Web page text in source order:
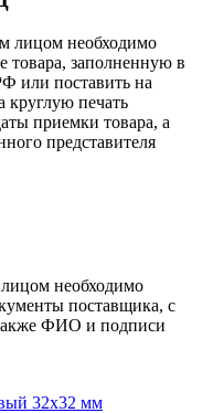
лицом необходимо
товара, заполненную в
или поставить на
круглую печать
приемки товара, а
представителя
необходимо
поставщика, с
ФИО и подписи
32х32 мм